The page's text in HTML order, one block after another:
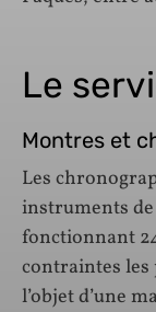
Le
Montres et
Les
instruments
fonctionnant
contraintes les
l’objet d’une